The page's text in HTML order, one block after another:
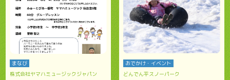
まなび
株式会社ヤマハミュージックジャパン
おでかけ・イベント
どんでん平スノーパーク